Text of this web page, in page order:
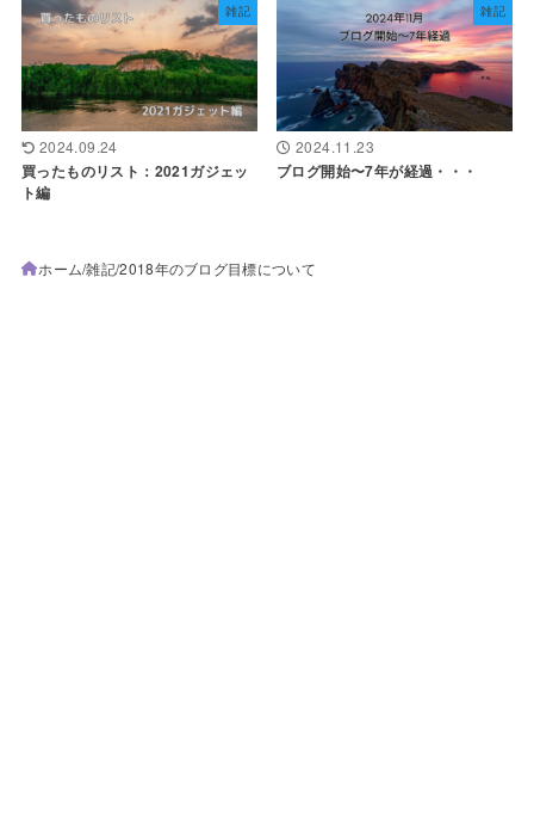
雑記
2024.09.24
買ったものリスト：2021ガジェッ
ト編
雑記
2024.11.23
ブログ開始〜7年が経過・・・
ホーム雑記2018年のブログ目標について